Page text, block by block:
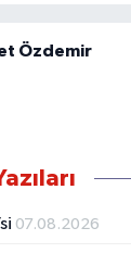
Özdemir
07.08.2026